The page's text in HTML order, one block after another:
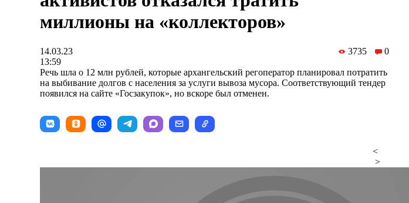
миллионы на «коллекторов»
14.03.23
13:59
3735 0
Речь шла о 12 млн рублей, которые архангельский регоператор планировал потратить
на выбивание долгов с населения за услуги вывоза мусора. Соответствующий тендер
появился на сайте «Госзакупок», но вскоре был отменен.
<
>